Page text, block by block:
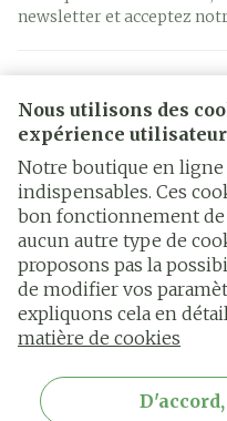
Nous utilisons des
expérience
Notre boutique en
indispensables. Ces
bon fonctionnement
aucun autre type de
proposons pas la
de modifier vos
expliquons cela en
matière de cookies
newsletter et acceptez
Liens légaux